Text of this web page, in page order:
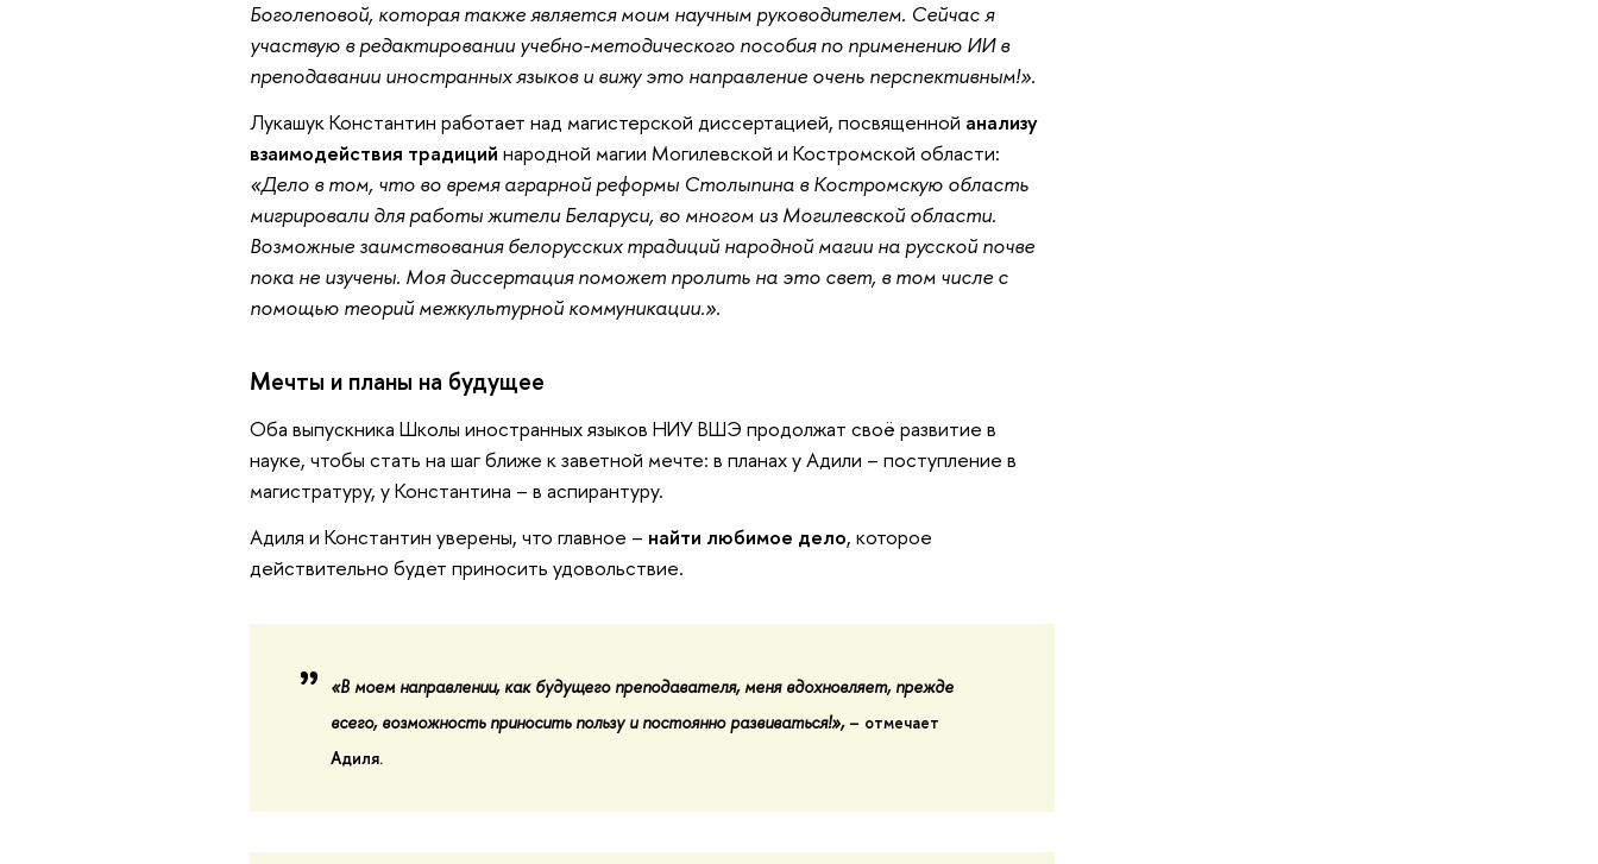
Боголеповой, которая также является моим научным руководителем. Сейчас я
участвую в редактировании учебно-методического пособия по применению ИИ в
преподавании иностранных языков и вижу это направление очень перспективным!».
Лукашук Константин работает над магистерской диссертацией, посвященной анализу
взаимодействия традиций народной магии Могилевской и Костромской области:
«Дело в том, что во время аграрной реформы Столыпина в Костромскую область
мигрировали для работы жители Беларуси, во многом из Могилевской области.
Возможные заимствования белорусских традиций народной магии на русской почве
пока не изучены. Моя диссертация поможет пролить на это свет, в том числе с
помощью теорий межкультурной коммуникации.».
Мечты и планы на будущее
Оба выпускника Школы иностранных языков НИУ ВШЭ продолжат своё развитие в
науке, чтобы стать на шаг ближе к заветной мечте: в планах у Адили – поступление в
магистратуру, у Константина – в аспирантуру.
Адиля и Константин уверены, что главное – найти любимое дело, которое
действительно будет приносить удовольствие.
«В моем направлении, как будущего преподавателя, меня вдохновляет, прежде
всего, возможность приносить пользу и постоянно развиваться!», – отмечает
Адиля.